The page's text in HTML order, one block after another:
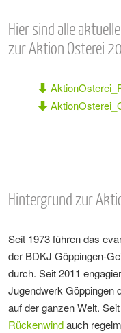
Hier sind alle
zur Aktion Osterei
Hintergrund zur
Seit 1973 führen das
der BDKJ Göppingen-
durch. Seit 2011
Jugendwerk Göppingen
auf der ganzen Welt.
Rückenwindauch